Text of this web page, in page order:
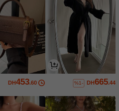
DH665.44
%1-
DH453.60